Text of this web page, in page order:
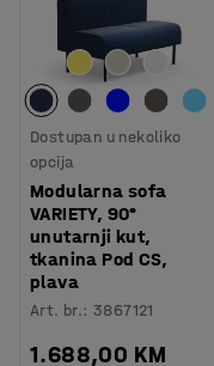
Dostupan u nekoliko
opcija
Modularna sofa
VARIETY, 90°
unutarnji kut,
tkanina Pod CS,
plava
Art. br.:3867121
1.688,00 KM